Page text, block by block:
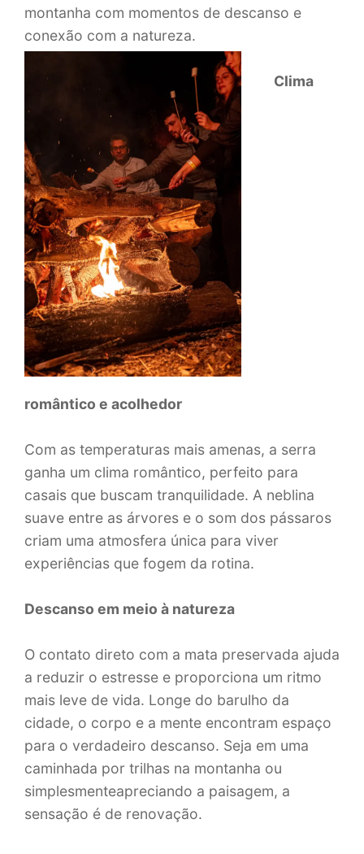
montanha com momentos de descanso e
conexão com a natureza.
Clima
romântico e acolhedor
Com as temperaturas mais amenas, a serra
ganha um clima romântico, perfeito para
casais que buscam tranquilidade. A neblina
suave entre as árvores e o som dos pássaros
criam uma atmosfera única para viver
experiências que fogem da rotina.
Descanso em meio à natureza
O contato direto com a mata preservada ajuda
a reduzir o estresse e proporciona um ritmo
mais leve de vida. Longe do barulho da
cidade, o corpo e a mente encontram espaço
para o verdadeiro descanso. Seja em uma
caminhada por trilhas na montanha ou
simplesmenteapreciando a paisagem, a
sensação é de renovação.